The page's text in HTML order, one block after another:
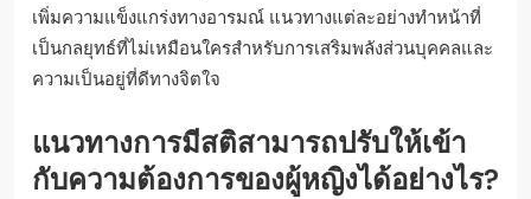
เพิ่มความแข็งแกร่งทางอารมณ์ แนวทางแต่ละอย่างทำหน้าที่
เป็นกลยุทธ์ที่ไม่เหมือนใครสำหรับการเสริมพลังส่วนบุคคลและ
ความเป็นอยู่ที่ดีทางจิตใจ
แนวทางการมีสติสามารถปรับให้เข้า
กับความต้องการของผู้หญิงได้อย่างไร?